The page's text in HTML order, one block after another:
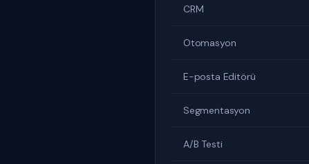
CRM
Otomasyon
E-posta Editörü
Segmentasyon
A/B Testi